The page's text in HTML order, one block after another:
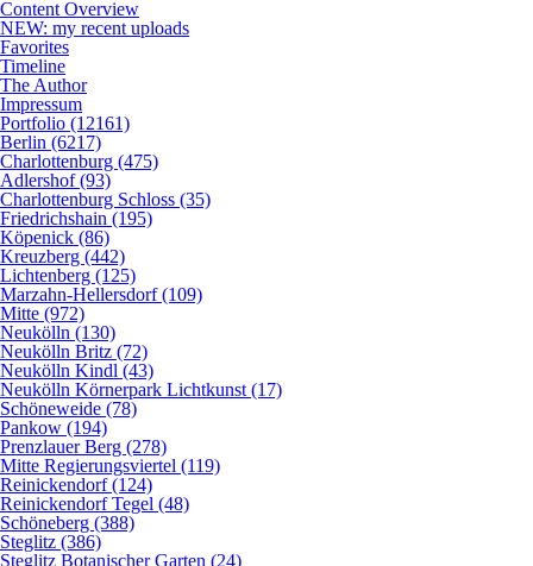
Content Overview
NEW: my recent uploads
Favorites
Timeline
The Author
Impressum
Portfolio (12161)
Berlin (6217)
Charlottenburg (475)
Adlershof (93)
Charlottenburg Schloss (35)
Friedrichshain (195)
Köpenick (86)
Kreuzberg (442)
Lichtenberg (125)
Marzahn-Hellersdorf (109)
Mitte (972)
Neukölln (130)
Neukölln Britz (72)
Neukölln Kindl (43)
Neukölln Körnerpark Lichtkunst (17)
Schöneweide (78)
Pankow (194)
Prenzlauer Berg (278)
Mitte Regierungsviertel (119)
Reinickendorf (124)
Reinickendorf Tegel (48)
Schöneberg (388)
Steglitz (386)
Steglitz Botanischer Garten (24)